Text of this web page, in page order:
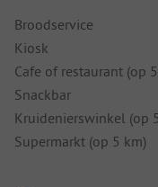
Broodservice
Kiosk
Cafe of restaurant (op
Snackbar
Kruidenierswinkel (op
Supermarkt (op 5 km)